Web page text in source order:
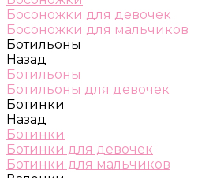
Босоножки для девочек
Босоножки для мальчиков
Ботильоны
Назад
Ботильоны
Ботильоны для девочек
Ботинки
Назад
Ботинки
Ботинки для девочек
Ботинки для мальчиков